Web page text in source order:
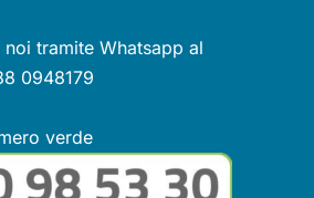
tramite Whatsapp al
0948179
verde